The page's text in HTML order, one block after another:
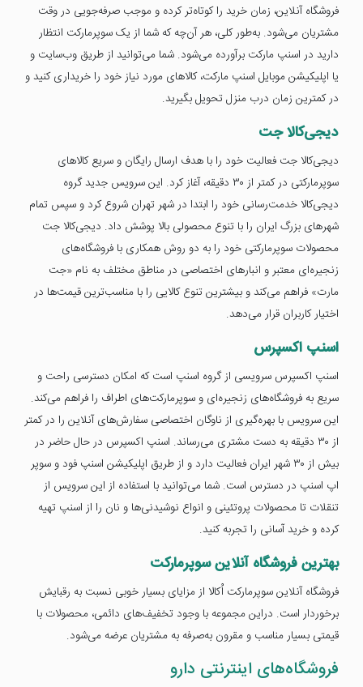
فروشگاه آنلاین، زمان خرید را کوتاه‌تر کرده و موجب صرفه‌جویی در وقت
مشتریان می‌شود. به‌طور کلی، هر آن‌چه که شما از یک سوپرمارکت انتظار
دارید در اسنپ مارکت برآورده می‌شود. شما می‌توانید از طریق وب‌سایت و
یا اپلیکیشن موبایل اسنپ مارکت، کالاهای مورد نیاز خود را خریداری کنید و
در کمترین زمان درب منزل تحویل بگیرید.
دیجی‌کالا جت
دیجی‌کالا جت فعالیت خود را با هدف ارسال رایگان و سریع کالاهای
سوپرمارکتی در کمتر از ۳۰ دقیقه، آغاز کرد. این سرویس جدید گروه
دیجی‌کالا خدمت‌رسانی خود را ابتدا در شهر تهران شروع کرد و سپس تمام
شهرهای بزرگ ایران را با تنوع محصولی بالا پوشش داد. دیجی‌کالا جت
محصولات سوپرمارکتی خود را به دو روش همکاری با فروشگاه‌های
زنجیره‌ای معتبر و انبارهای اختصاصی در مناطق مختلف به نام «جت‌
مارت» فراهم می‌کند و بیشترین تنوع کالایی را با مناسب‌ترین قیمت‌ها در
اختیار کاربران قرار می‌دهد.
اسنپ اکسپرس
اسنپ اکسپرس سرویسی از گروه اسنپ است که امکان دسترسی راحت و
سریع به فروشگاه‌های زنجیره‌ای و سوپرمارکت‌های اطراف را فراهم می‌کند.
این سرویس با بهره‌گیری از ناوگان اختصاصی سفارش‌های آنلاین را در کمتر
از ۳۰ دقیقه به دست مشتری می‌رساند. اسنپ اکسپرس در حال حاضر در
بیش از ۳۰ شهر ایران فعالیت دارد و از طریق اپلیکیشن اسنپ فود و سوپر
اپ اسنپ در دسترس است. شما می‌توانید با استفاده از این سرویس از
تنقلات تا محصولات پروتئینی و انواع نوشیدنی‌ها و نان را از اسنپ تهیه
کرده و خرید آسانی را تجربه کنید.
بهترین فروشگاه آنلاین سوپرمارکت
فروشگاه آنلاین سوپرمارکت اُکالا از مزایای بسیار خوبی نسبت به رقبایش
برخوردار است. دراین مجموعه با وجود تخفیف‌های دائمی، محصولات با
قیمتی بسیار مناسب و مقرون به‌صرفه به مشتریان عرضه می‌شود.
فروشگاه‌های اینترنتی دارو